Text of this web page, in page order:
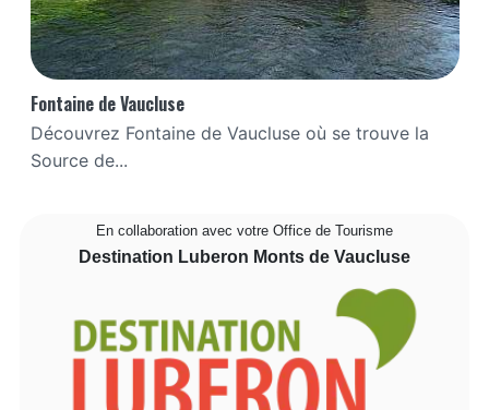
Fontaine de Vaucluse
Découvrez Fontaine de Vaucluse où se trouve la
Source de...
En collaboration avec votre Office de Tourisme
Destination Luberon Monts de Vaucluse